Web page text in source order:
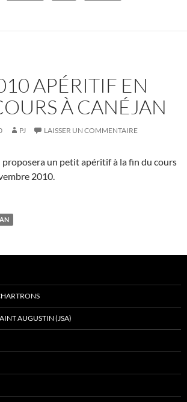
APÉRITIF EN
À CANÉJAN
PJ LAISSER UN COMMENTAIRE
proposera un petit apéritif à la fin du cours
2010.
AUGUSTIN (JSA)